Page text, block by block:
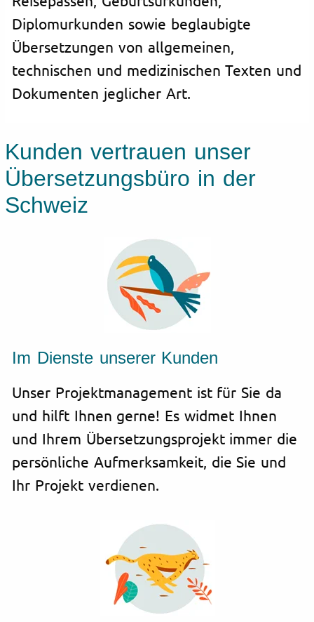
Diplomurkunden sowie beglaubigte
Übersetzungen von allgemeinen,
technischen und medizinischen Texten und
Dokumenten jeglicher Art.
Kunden vertrauen unser
Übersetzungsbüro in der
Schweiz
Im Dienste unserer Kunden
Unser Projektmanagement ist für Sie da
und hilft Ihnen gerne! Es widmet Ihnen
und Ihrem Übersetzungsprojekt immer die
persönliche Aufmerksamkeit, die Sie und
Ihr Projekt verdienen.